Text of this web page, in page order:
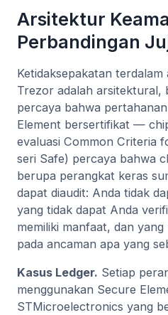
Arsitektur
Perbandingan
Ketidaksepakatan
Trezor adalah arsitektural,
percaya bahwa
Element bersertifikat —
evaluasi Common Criteria
seri Safe) percaya bahwa
berupa perangkat keras
dapat diaudit: Anda tidak
yang tidak dapat Anda
memiliki manfaat, dan
pada ancaman apa yang
Kasus Ledger. Setiap
menggunakan Secure
STMicroelectronics yang